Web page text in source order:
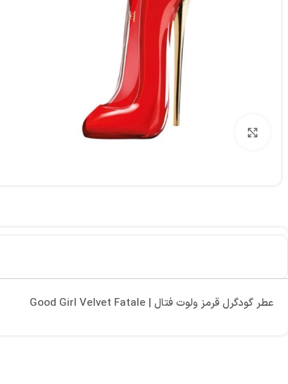
برای بزرگنمایی کلیک کنید
عطر گودگرل قرمز ولوت فتال | Good Girl Velvet Fatale